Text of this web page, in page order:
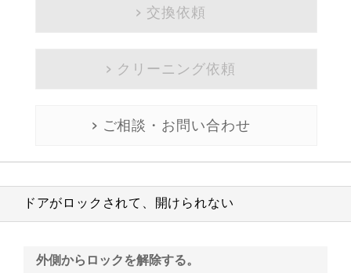
交換依頼
クリーニング依頼
ご相談・お問い合わせ
ドアがロックされて、開けられない
外側からロックを解除する。